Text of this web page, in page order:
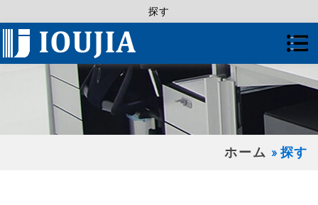
探す
ホーム 探す